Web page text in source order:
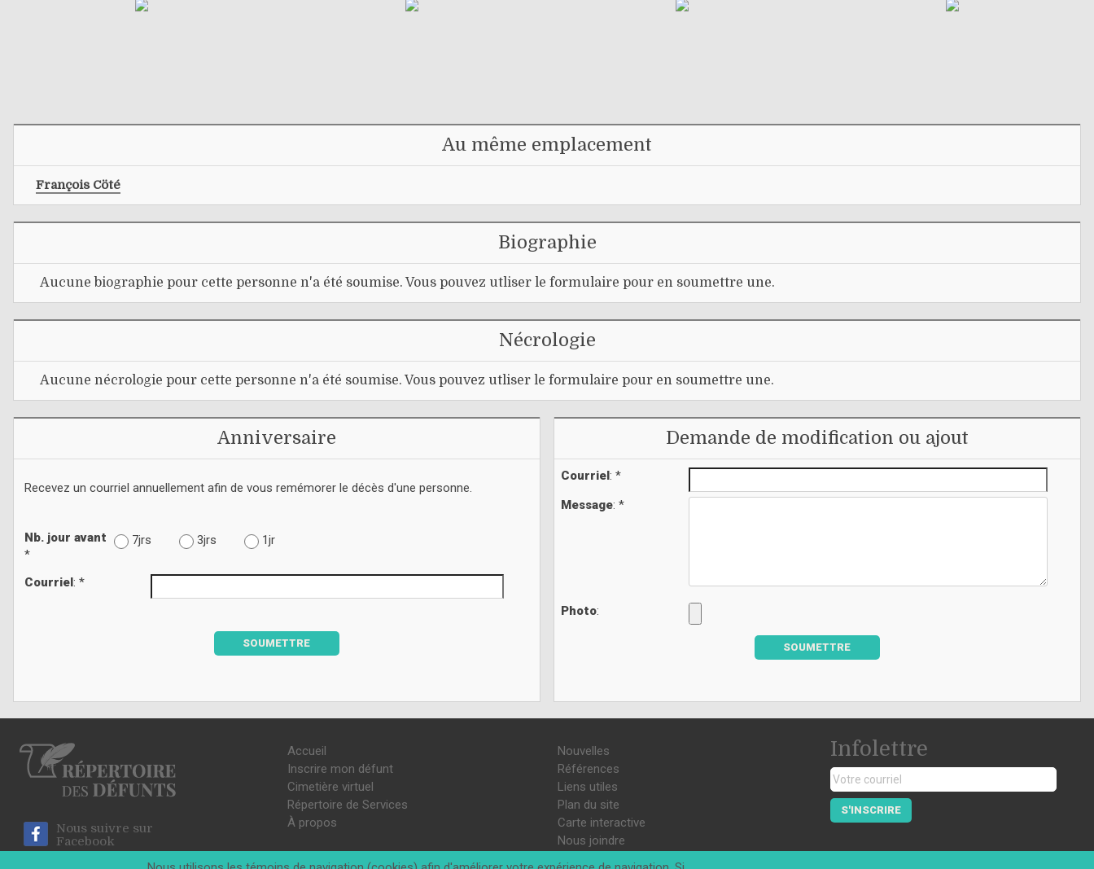
Au même emplacement
François Cöté
Biographie
Aucune biographie pour cette personne n'a été soumise. Vous pouvez utliser le formulaire pour en soumettre une.
Nécrologie
Aucune nécrologie pour cette personne n'a été soumise. Vous pouvez utliser le formulaire pour en soumettre une.
Anniversaire
Recevez un courriel annuellement afin de vous remémorer le décès d'une personne.
Nb. jour avant
*
7jrs 3jrs 1jr
Courriel: *
SOUMETTRE
Demande de modification ou ajout
Courriel: *
Message: *
Photo:
SOUMETTRE
Nous suivre sur
Facebook
Accueil
Inscrire mon défunt
Cimetière virtuel
Répertoire de Services
À propos
Nouvelles
Références
Liens utiles
Plan du site
Carte interactive
Nous joindre
Infolettre
S'INSCRIRE